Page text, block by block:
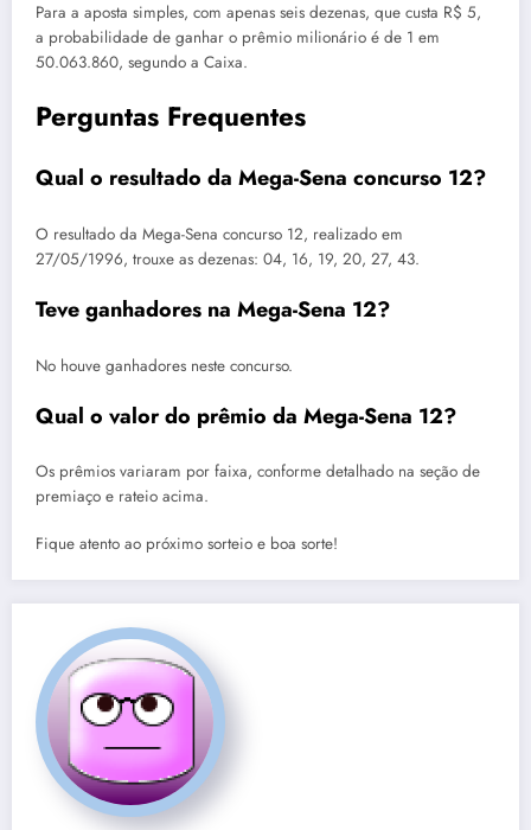
Para a aposta simples, com apenas seis dezenas, que custa R$ 5,
a probabilidade de ganhar o prêmio milionário é de 1 em
50.063.860, segundo a Caixa.
Perguntas Frequentes
Qual o resultado da Mega-Sena concurso 12?
O resultado da Mega-Sena concurso 12, realizado em
27/05/1996, trouxe as dezenas: 04, 16, 19, 20, 27, 43.
Teve ganhadores na Mega-Sena 12?
No houve ganhadores neste concurso.
Qual o valor do prêmio da Mega-Sena 12?
Os prêmios variaram por faixa, conforme detalhado na seção de
premiaço e rateio acima.
Fique atento ao próximo sorteio e boa sorte!